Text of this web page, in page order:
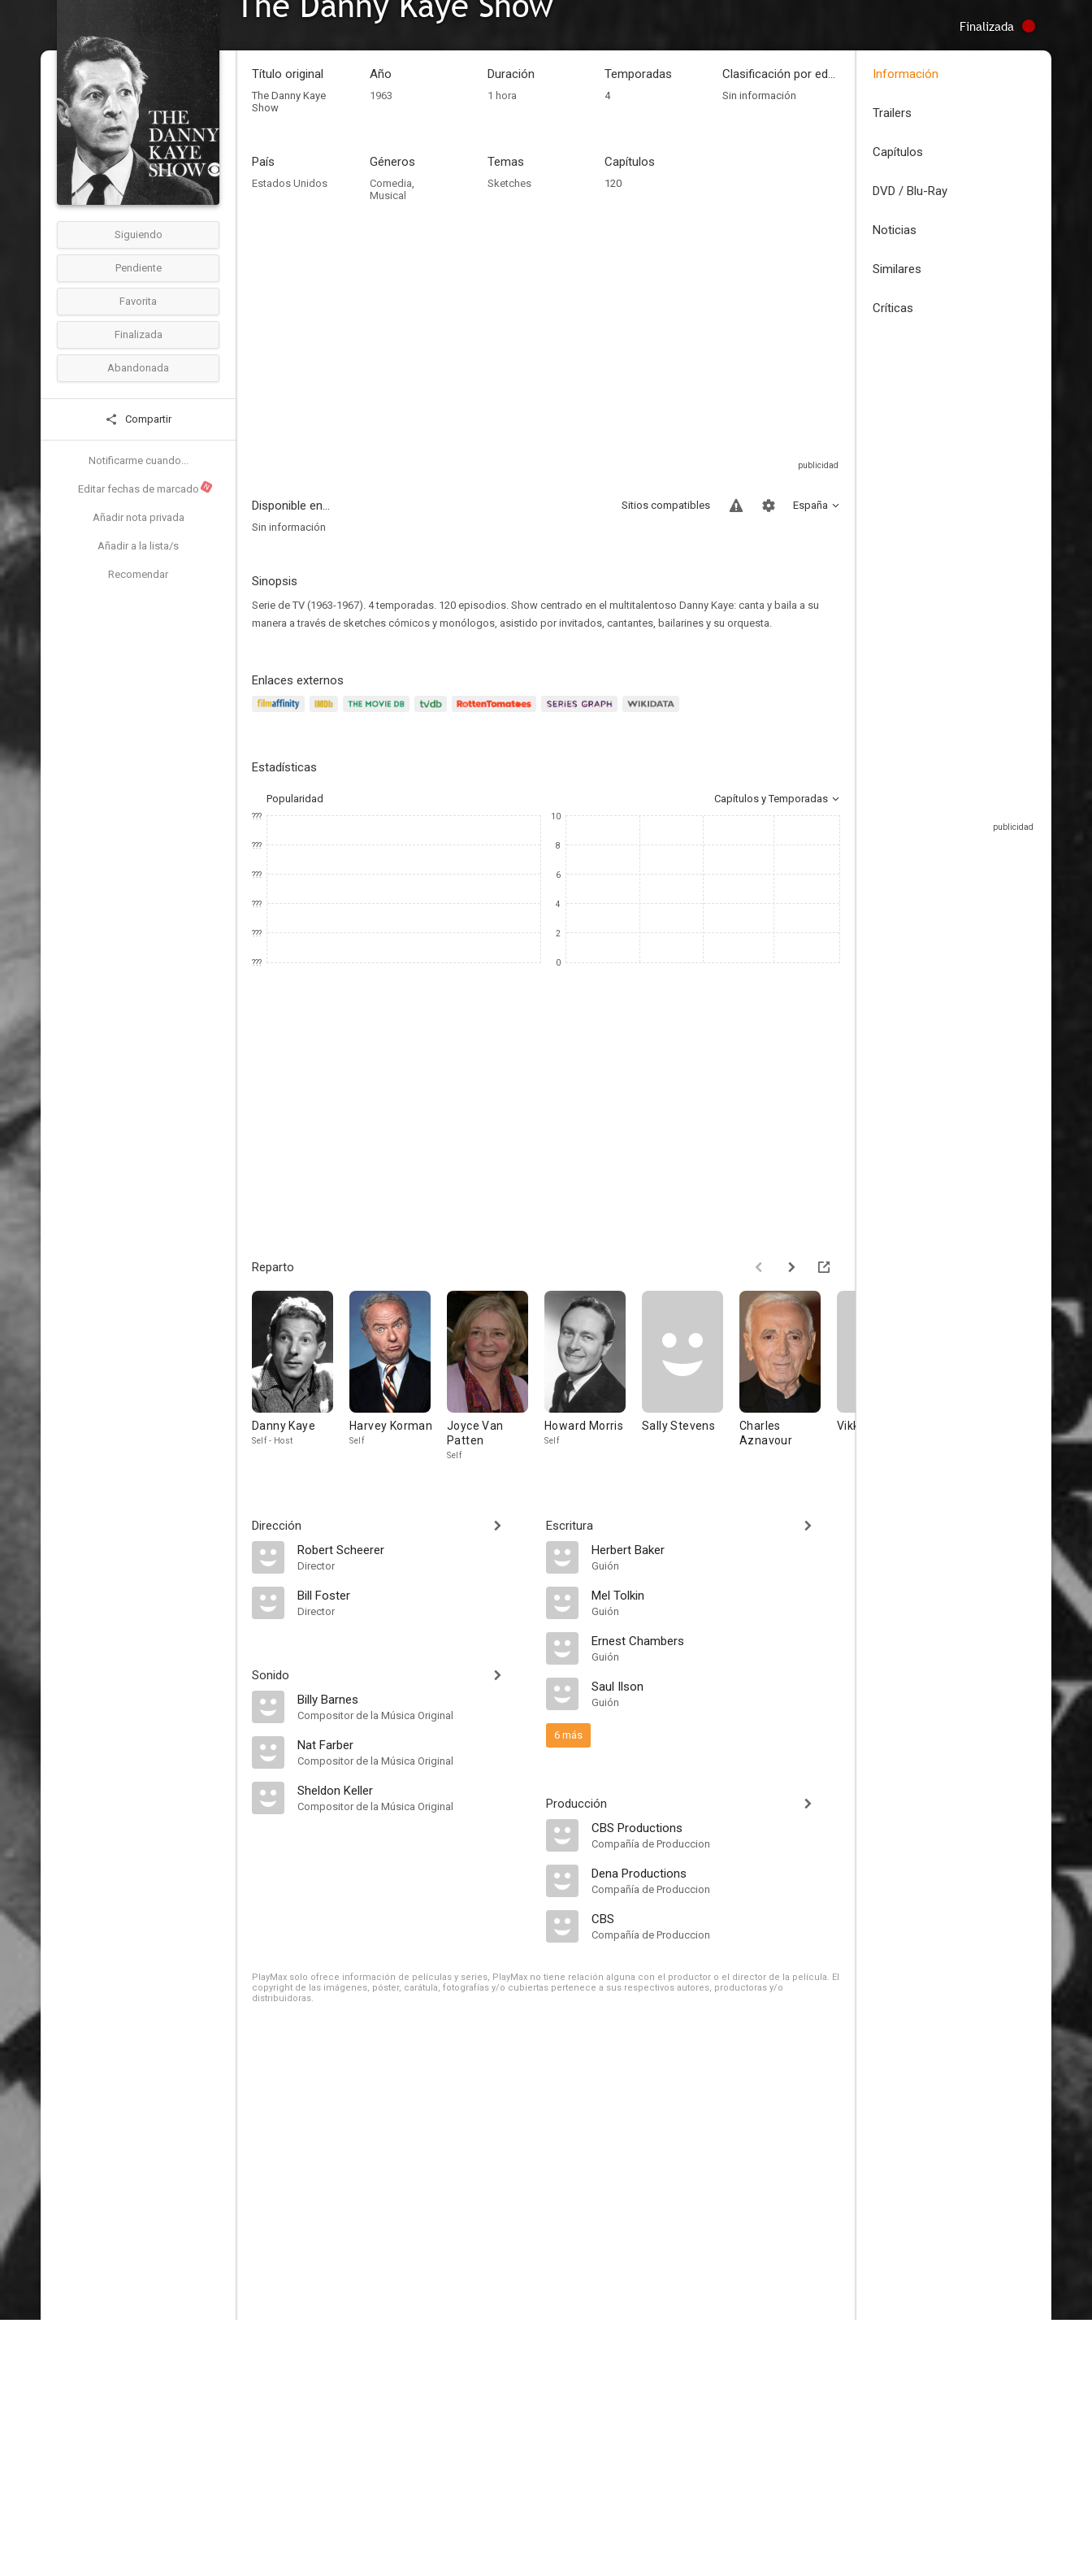
Finalizada
Siguiendo
Pendiente
Favorita
Finalizada
Abandonada
Compartir
Notificarme cuando...
Editar fechas de marcado N
Añadir nota privada
Añadir a la lista/s
Recomendar
Título original
The Danny Kaye
Show
Año
1963
Duración
1 hora
Temporadas
4
Clasificación por edades
Sin información
País
Estados Unidos
Géneros
Comedia,
Musical
Temas
Sketches
Capítulos
120
Disponible en... España
Sitios compatibles
Sin información
Sinopsis
Serie de TV (1963-1967). 4 temporadas. 120 episodios. Show centrado en el multitalentoso Danny Kaye: canta y baila a su
manera a través de sketches cómicos y monólogos, asistido por invitados, cantantes, bailarines y su orquesta.
Enlaces externos
Estadísticas
Popularidad Capítulos y Temporadas
???
???
???
???
???
???
10
8
6
4
2
0
Reparto
Danny Kaye
Self - Host
Harvey Korman
Self
Joyce Van
Patten
Self
Howard Morris
Self
Sally Stevens
Charles
Aznavour
Vikki Carr Imogene
Dirección
Robert Scheerer
Director
Bill Foster
Director
Sonido
Billy Barnes
Compositor de la Música Original
Nat Farber
Compositor de la Música Original
Sheldon Keller
Compositor de la Música Original
Escritura
Herbert Baker
Guión
Mel Tolkin
Guión
Ernest Chambers
Guión
Saul Ilson
Guión
6 más
Producción
CBS Productions
Compañía de Produccion
Dena Productions
Compañía de Produccion
CBS
Compañía de Produccion
PlayMax solo ofrece información de películas y series, PlayMax no tiene relación alguna con el productor o el director de la película. El
copyright de las imágenes, póster, carátula, fotografías y/o cubiertas pertenece a sus respectivos autores, productoras y/o
distribuidoras.
Información
Trailers
Capítulos
DVD / Blu-Ray
Noticias
Similares
Críticas